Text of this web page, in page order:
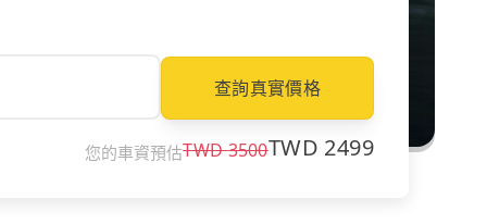
查詢真實價格
您的車資預估TWD3500TWD 2499